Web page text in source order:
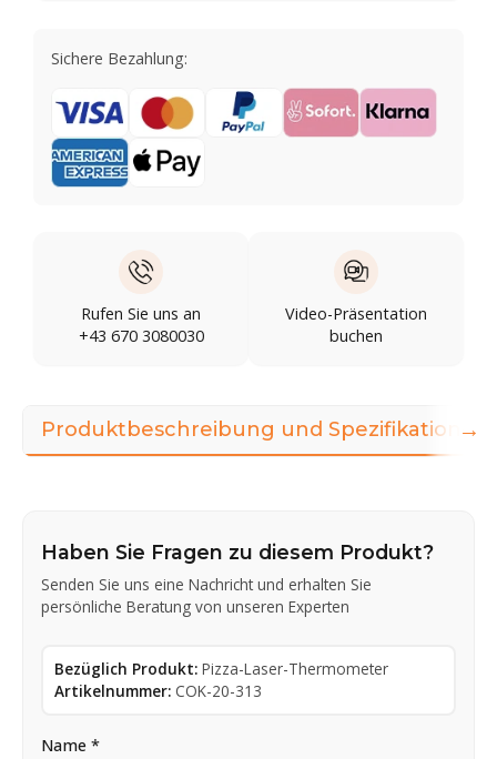
Sichere Bezahlung:
Rufen Sie uns an
+43 670 3080030
Video-Präsentation
buchen
Produktbeschreibung und Spezifikationen
Haben Sie Fragen zu diesem Produkt?
Senden Sie uns eine Nachricht und erhalten Sie
persönliche Beratung von unseren Experten
Bezüglich Produkt: Pizza-Laser-Thermometer
Artikelnummer: COK-20-313
Name *
→